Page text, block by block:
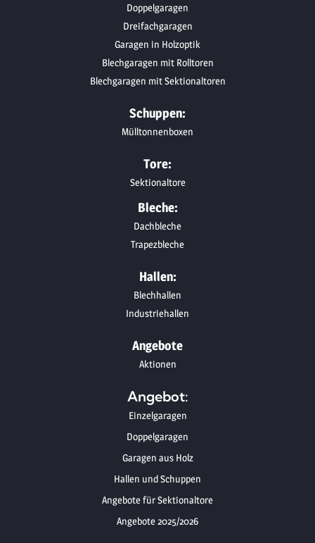
Doppelgaragen
Dreifachgaragen
Garagen in Holzoptik
Blechgaragen mit Rolltoren
Blechgaragen mit Sektionaltoren
Schuppen:
Mülltonnenboxen
Tore:
Sektionaltore
Bleche:
Dachbleche
Trapezbleche
Hallen:
Blechhallen
Industriehallen
Angebote
Aktionen
Angebot:
Einzelgaragen
Doppelgaragen
Garagen aus Holz
Hallen und Schuppen
Angebote für Sektionaltore
Angebote 2025/2026